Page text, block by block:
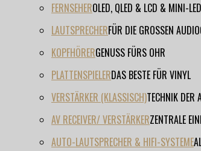
FERNSEHEROLED, QLED & LCD & MINI-LED
LAUTSPRECHERFÜR DIE GROSSEN
KOPFHÖRERGENUSS FÜRS OHR
PLATTENSPIELERDAS BESTE FÜR VINYL
VERSTÄRKER (KLASSISCH)TECHNIK DER
AV RECEIVER/ VERSTÄRKERZENTRALE
AUTO-LAUTSPRECHER & HIFI-SYSTEME